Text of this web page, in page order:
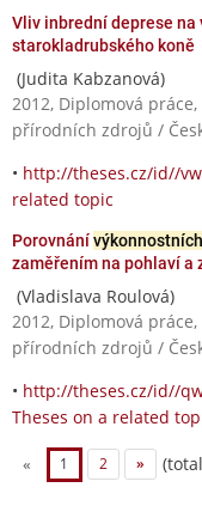
Vliv inbrední deprese na
starokladrubského koně
(Judita Kabzanová)
2012, Diplomová
přírodních zdrojů /
• http://theses.cz/id//
related topic
Porovnání
zaměřením na pohlaví a
(Vladislava Roulová)
2012, Diplomová
přírodních zdrojů /
• http://theses.cz/id//
Theses on a related
« 1 2 »